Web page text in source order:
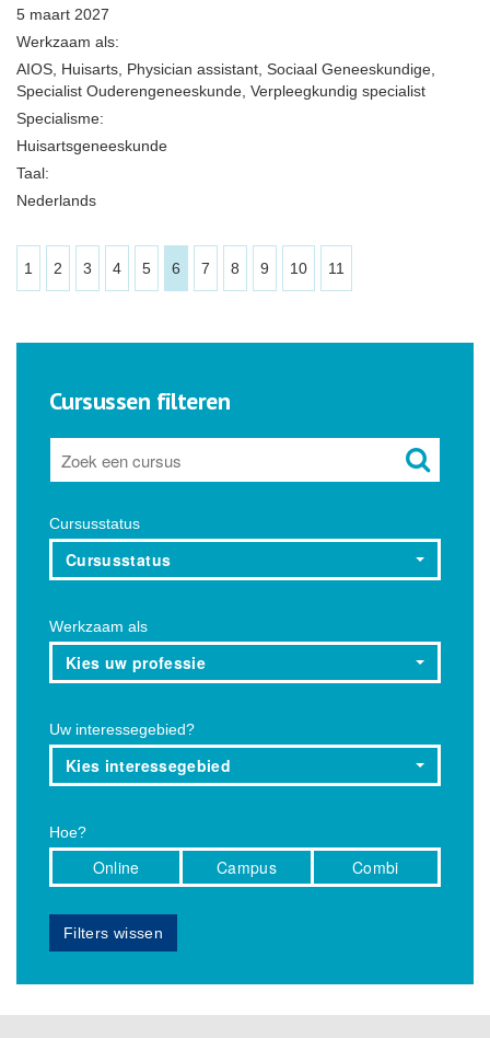
5 maart 2027
Werkzaam als:
AIOS, Huisarts, Physician assistant, Sociaal Geneeskundige,
Specialist Ouderengeneeskunde, Verpleegkundig specialist
Specialisme:
Huisartsgeneeskunde
Taal:
Nederlands
1 2 3 4 5 6 7 8 9 10 11
Cursussen filteren
Cursusstatus
Cursusstatus
Werkzaam als
Kies uw professie
Uw interessegebied?
Kies interessegebied
Hoe?
Online Campus Combi
Filters wissen